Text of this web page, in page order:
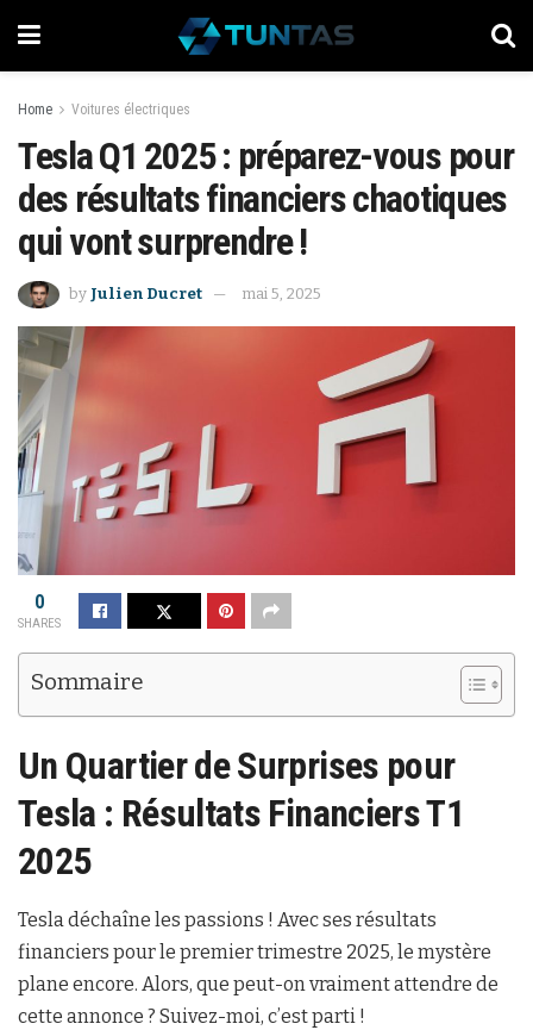
Home Voitures électriques
Tesla Q1 2025 : préparez-vous pour
des résultats financiers chaotiques
qui vont surprendre !
by Julien Ducret mai 5, 2025
0
SHARES
Sommaire
Un Quartier de Surprises pour
Tesla : Résultats Financiers T1
2025
Tesla déchaîne les passions ! Avec ses résultats
financiers pour le premier trimestre 2025, le mystère
plane encore. Alors, que peut-on vraiment attendre de
cette annonce ? Suivez-moi, c’est parti !